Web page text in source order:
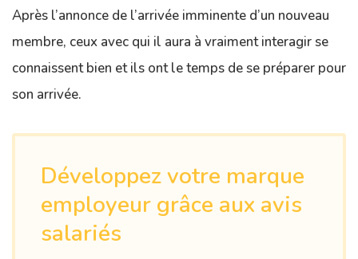
Après l’annonce de l’arrivée imminente d’un nouveau
membre, ceux avec qui il aura à vraiment interagir se
connaissent bien et ils ont le temps de se préparer pour
son arrivée.
Développez votre marque
employeur grâce aux avis
salariés